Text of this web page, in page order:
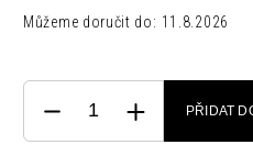
Můžeme doručit do: 11.8.2026
PŘIDAT